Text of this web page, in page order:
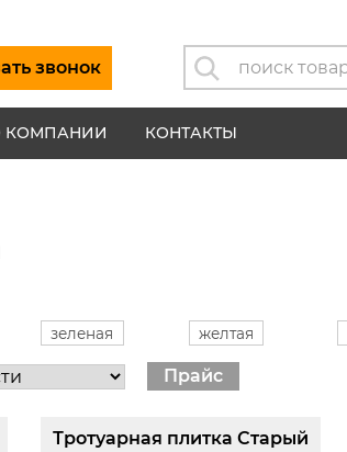
звонок
КОМПАНИИ КОНТАКТЫ
зеленая желтая
Прайс
Тротуарная плитка Старый